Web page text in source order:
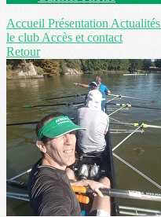
Accueil Présentation Actualités
le club Accès et contact
Retour